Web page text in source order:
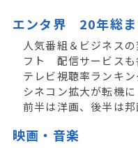
エンタ界 20年総ま
人気番組＆ビジネス
フト 配信サービスも
テレビ視聴率ランキン
シネコン拡大が転機
前半は洋画、後半は
映画・音楽